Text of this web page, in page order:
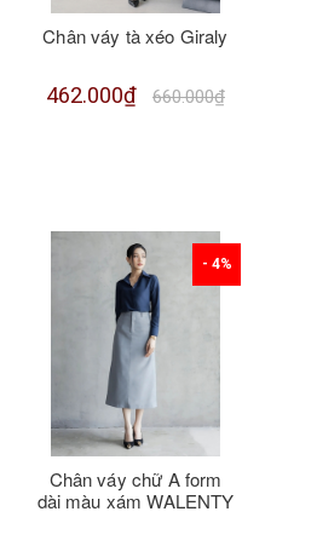
Chân váy tà xéo Giraly
462.000₫ 660.000₫
- 4%
Chân váy chữ A form
dài màu xám WALENTY